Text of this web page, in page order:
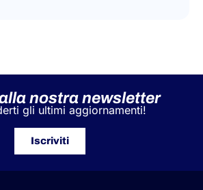
nostra newsletter
gli ultimi aggiornamenti!
Iscriviti